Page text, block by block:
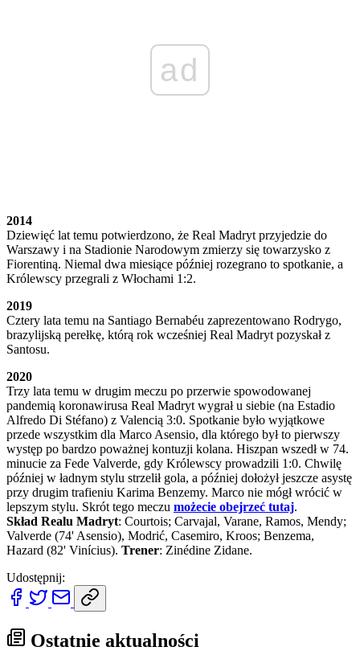
ad
2014
Dziewięć lat temu potwierdzono, że Real Madryt przyjedzie do
Warszawy i na Stadionie Narodowym zmierzy się towarzysko z
Fiorentiną. Niemal dwa miesiące później rozegrano to spotkanie, a
Królewscy przegrali z Włochami 1:2.
2019
Cztery lata temu na Santiago Bernabéu zaprezentowano Rodrygo,
brazylijską perełkę, którą rok wcześniej Real Madryt pozyskał z
Santosu.
2020
Trzy lata temu w drugim meczu po przerwie spowodowanej
pandemią koronawirusa Real Madryt wygrał u siebie (na Estadio
Alfredo Di Stéfano) z Valencią 3:0. Spotkanie było wyjątkowe
przede wszystkim dla Marco Asensio, dla którego był to pierwszy
występ po bardzo poważnej kontuzji kolana. Hiszpan wszedł w 74.
minucie za Fede Valverde, gdy Królewscy prowadzili 1:0. Chwilę
później w ładnym stylu strzelił gola, a później dołożył jeszcze asystę
przy drugim trafieniu Karima Benzemy. Marco nie mógł wrócić w
lepszym stylu. Skrót tego meczu możecie obejrzeć tutaj.
Skład Realu Madryt: Courtois; Carvajal, Varane, Ramos, Mendy;
Valverde (74' Asensio), Modrić, Casemiro, Kroos; Benzema,
Hazard (82' Vinícius). Trener: Zinédine Zidane.
Udostępnij:
Ostatnie aktualności